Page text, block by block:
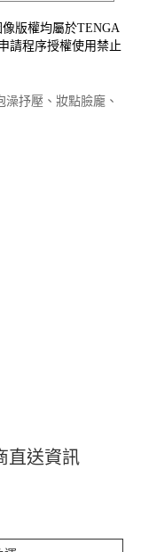
版權均屬於TENGA
請程序授權使用禁止
抒壓、妝點臉龐、
直送資訊